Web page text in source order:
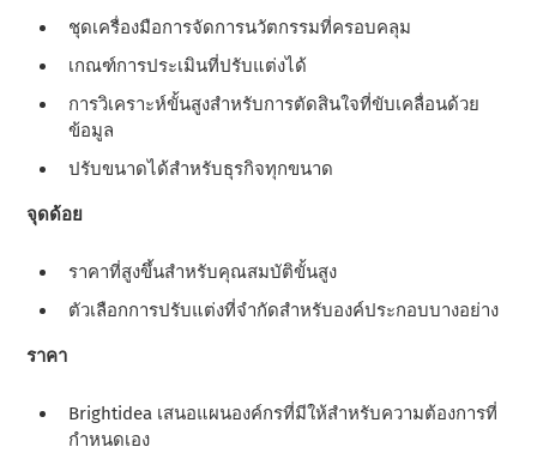
ชุดเครื่องมือการจัดการนวัตกรรมที่ครอบคลุม
เกณฑ์การประเมินที่ปรับแต่งได้
การวิเคราะห์ขั้นสูงสําหรับการตัดสินใจที่ขับเคลื่อนด้วย
ข้อมูล
ปรับขนาดได้สําหรับธุรกิจทุกขนาด
จุดด้อย
ราคาที่สูงขึ้นสําหรับคุณสมบัติขั้นสูง
ตัวเลือกการปรับแต่งที่จํากัดสําหรับองค์ประกอบบางอย่าง
ราคา
Brightidea เสนอแผนองค์กรที่มีให้สําหรับความต้องการที่
กําหนดเอง